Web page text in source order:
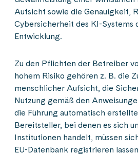
Aufsicht sowie die Genauigkeit,
Cybersicherheit des KI-Systems
Entwicklung.
Zu den Pflichten der Betreiber
hohem Risiko gehören z. B. die
menschlicher Aufsicht, die
Nutzung gemäß den
die Führung automatisch
Bereitsteller, bei denen es sich
Institutionen handelt, müssen
EU-Datenbank registrieren